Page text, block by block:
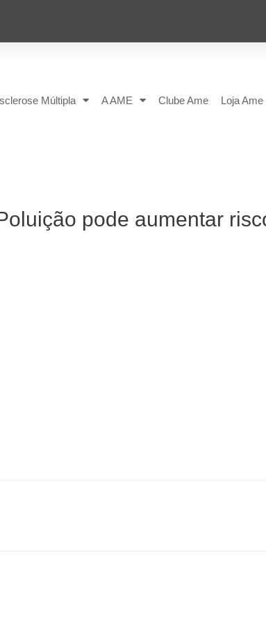
Múltipla A AME Clube Ame Loja Ame
pode aumentar